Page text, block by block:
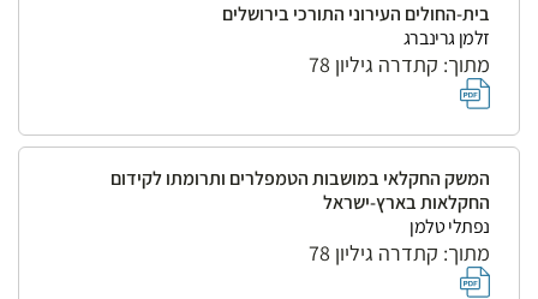
בית-החולים העירוני התורכי בירושלים
זלמן גרינברג
מתוך: קתדרה גיליון 78
המשק החקלאי במושבות הטמפלרים ותרומתו לקידום
החקלאות בארץ-ישראל
נפתלי טלמן
מתוך: קתדרה גיליון 78